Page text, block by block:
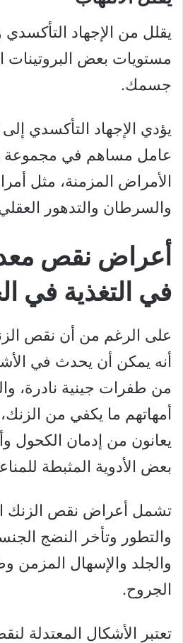
يقلل من الإجهاد
مستويات بعض البروتينات
جسمك.
يؤدي الإجهاد التأكسدي
عامل مساهم في مجموعة
الأمراض المزمنة، مثل
والسرطان والتدهور
أعراض نقص
في التغذية في
على الرغم من أن نقص
أنه يمكن أن يحدث في
من طفرات جينية نادرة،
أمهاتهم ما يكفي من
يعانون من إدمان الكحول
بعض الأدوية المثبطة
تشمل أعراض نقص الزنك
والتطور وتأخر النضج
والجلد والإسهال المزمن
الجروح.
تعتبر الأشكال المعتدلة